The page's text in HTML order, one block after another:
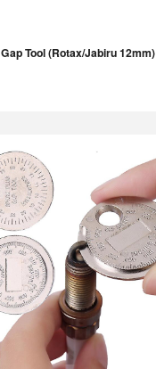
Gap Tool (Rotax/Jabiru 12mm)